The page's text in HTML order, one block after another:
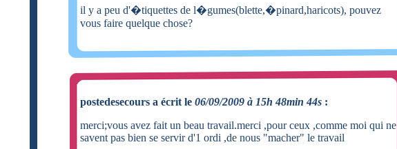
il y a peu d'�tiquettes de l�gumes(blette,�pinard,haricots), pouvez
vous faire quelque chose?
postedesecours a écrit le 06/09/2009 à 15h 48min 44s :
merci;vous avez fait un beau travail.merci ,pour ceux ,comme moi qui ne
savent pas bien se servir d'1 ordi ,de nous "macher" le travail